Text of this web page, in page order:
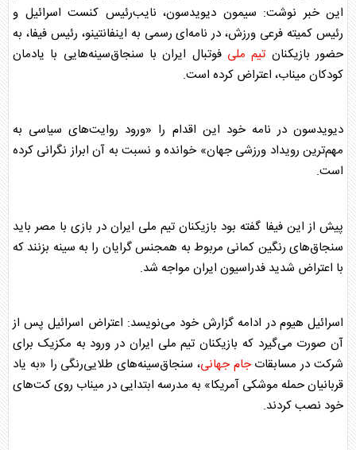
این خبر نوشت: سیمون دیویدسون، نایب‌رئیس کنست اسرائیل و
رئیس کمیته فرعی ورزش، در نامه‌ای رسمی به اینفانتینو، رئیس فیفا، به
حضور بازیکنان تیم ملی فوتبال ایران با سنجاق‌سینه‌هایی با یادمان
کودکان میناب، اعتراض کرده است.
دیویدسون در نامه خود این اقدام را «ورود روایت‌های سیاسی به
مهم‌ترین رویداد ورزشی جهان» خوانده و نسبت به آن ابراز نگرانی کرده
است.
پیش از این فیفا گفته بود بازیکنان تیم ملی ایران در بازی با مصر باید
سنجاق‌های رنگین کمانی مربوط به همجنس گرایان را به سینه بزنند که
با اعتراض شدید فدراسیون ایران مواجه شد.
اسرائیل هیوم در ادامه گزارش خود می‌نویسد: اعتراض اسرائیل پس از
آن صورت می‌گیرد که بازیکنان تیم ملی ایران در ورود به مکزیک برای
شرکت در مسابقاتجام جهانی، سنجاق‌سینه‌های طلایی‌رنگی را «به یاد
قربانیان حمله موشکی آمریکا» به مدرسه ابتدایی در میناب روی کت‌های
خود نصب کردند.